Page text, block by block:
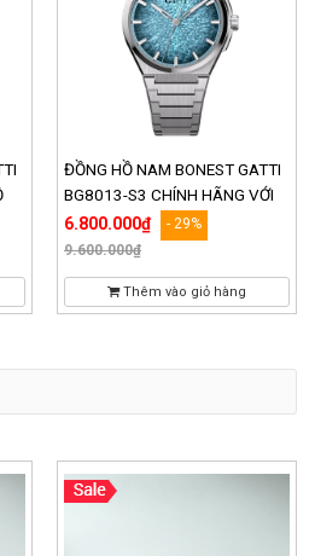
ĐỒNG HỒ NAM BONEST GATTI
BG8013-S3 CHÍNH HÃNG VỚI
VÂN KHẢM RẤT ĐẶC BIỆT
6.800.000₫
- 29%
9.600.000₫
Thêm vào giỏ hàng